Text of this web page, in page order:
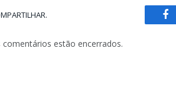
comentários estão encerrados.